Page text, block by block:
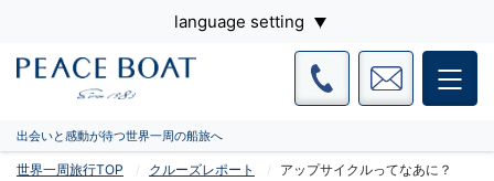
language setting
出会いと感動が待つ世界一周の船旅へ
世界一周旅行TOP クルーズレポート アップサイクルってなあに？